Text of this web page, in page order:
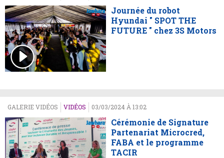
Journée du robot
Hyundai " SPOT THE
FUTURE " chez 3S Motors
GALERIE VIDÉOS VIDÉOS 03/03/2024 À 13:02
Cérémonie de Signature
Partenariat Microcred,
FABA et le programme
TACIR